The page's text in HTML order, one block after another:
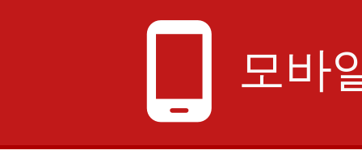
phone_android 모바